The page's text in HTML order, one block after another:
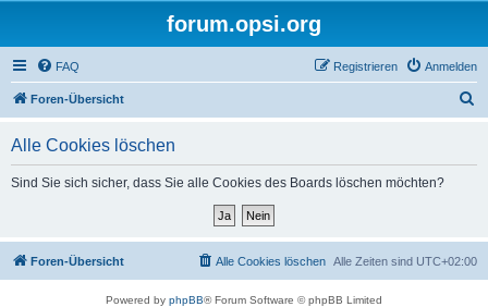
forum.opsi.org
FAQ Anmelden
Registrieren
Foren-Übersicht
Alle Cookies löschen
Sind Sie sich sicher, dass Sie alle Cookies des Boards löschen möchten?
Foren-Übersicht Alle Zeiten sind UTC+02:00
Alle Cookies löschen
Powered by phpBB® Forum Software © phpBB Limited